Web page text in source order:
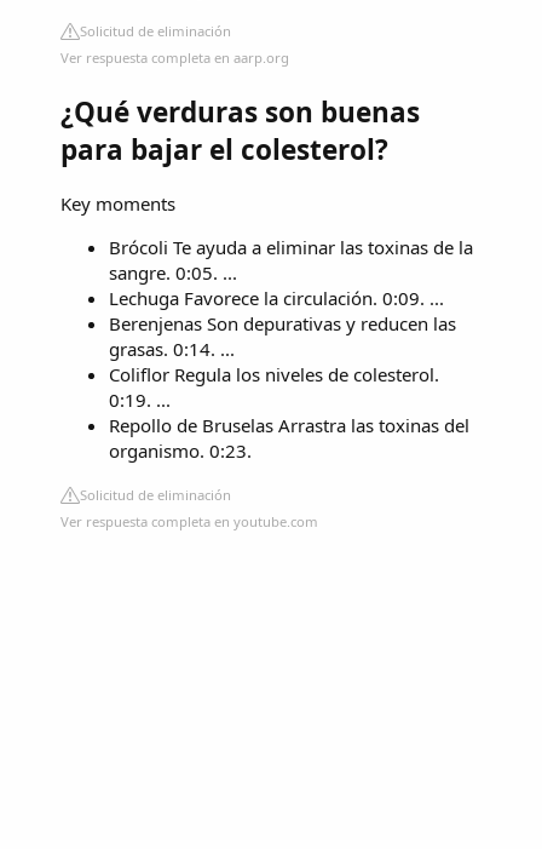
Solicitud de eliminación
Ver respuesta completa en aarp.org
¿Qué verduras son buenas
para bajar el colesterol?
Key moments
Brócoli Te ayuda a eliminar las toxinas de la
sangre. 0:05. ...
Lechuga Favorece la circulación. 0:09. ...
Berenjenas Son depurativas y reducen las
grasas. 0:14. ...
Coliflor Regula los niveles de colesterol.
0:19. ...
Repollo de Bruselas Arrastra las toxinas del
organismo. 0:23.
Solicitud de eliminación
Ver respuesta completa en youtube.com